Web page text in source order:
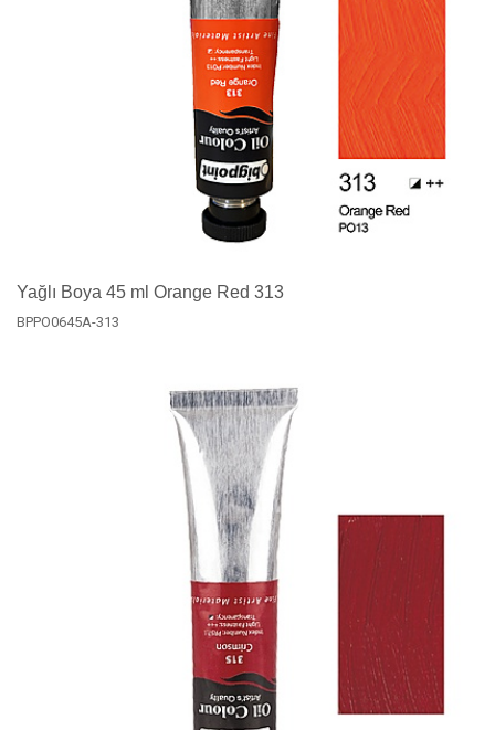
Yağlı Boya 45 ml Orange Red 313
BPPO0645A-313